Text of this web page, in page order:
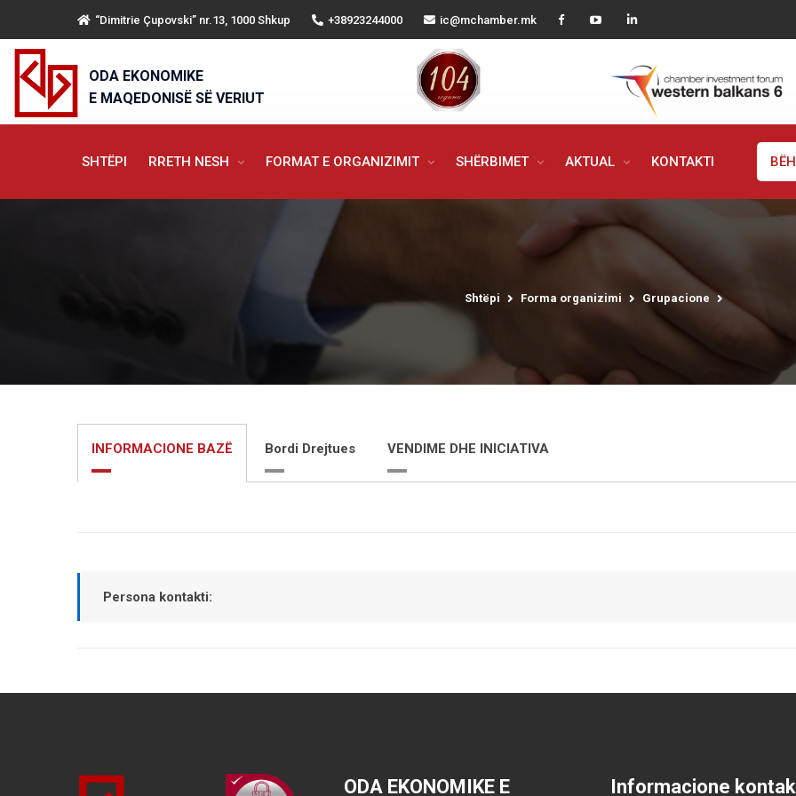
“Dimitrie Çupovski” nr.13, 1000 Shkup +38923244000 ic@mchamber.mk
ODA EKONOMIKE
E MAQEDONISË SË VERIUT
SHTËPI RRETH NESH FORMAT E ORGANIZIMIT SHËRBIMET AKTUAL KONTAKTI
Shtëpi Forma organizimi Grupacione
INFORMACIONE BAZË Bordi Drejtues VENDIME DHE INICIATIVA
Persona kontakti:
ODA EKONOMIKE E Informacione